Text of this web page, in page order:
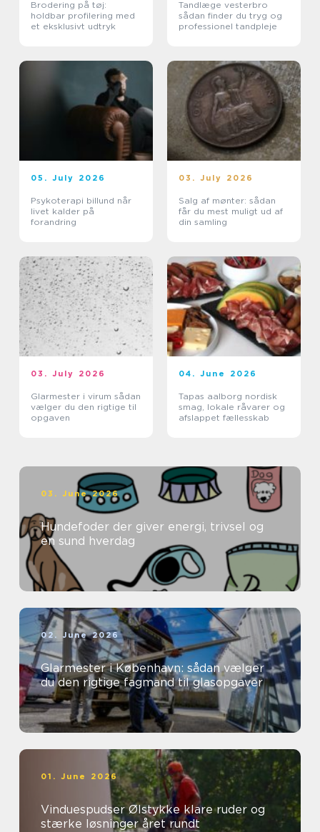
Brodering på tøj:
holdbar profilering med
et eksklusivt udtryk
Tandlæge vesterbro
sådan finder du tryg og
professionel tandpleje
05. July 2026
Psykoterapi billund når
livet kalder på
forandring
03. July 2026
Salg af mønter: sådan
får du mest muligt ud af
din samling
03. July 2026
Glarmester i virum sådan
vælger du den rigtige til
opgaven
04. June 2026
Tapas aalborg nordisk
smag, lokale råvarer og
afslappet fællesskab
03. June 2026
Hundefoder der giver energi, trivsel og
en sund hverdag
02. June 2026
Glarmester i København: sådan vælger
du den rigtige fagmand til glasopgaver
01. June 2026
Vinduespudser Ølstykke klare ruder og
stærke løsninger året rundt